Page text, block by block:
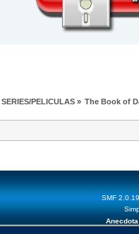
SERIES/PELICULAS» The Book of
SMF 2.0.19
Anecdota